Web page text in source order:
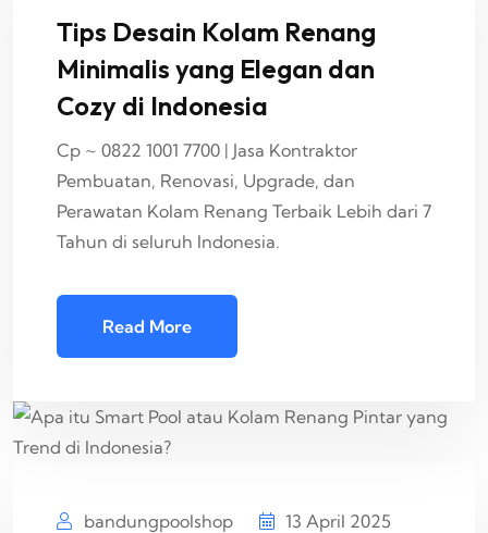
Tips Desain Kolam Renang
Minimalis yang Elegan dan
Cozy di Indonesia
Cp ~ 0822 1001 7700 | Jasa Kontraktor
Pembuatan, Renovasi, Upgrade, dan
Perawatan Kolam Renang Terbaik Lebih dari 7
Tahun di seluruh Indonesia.
Read More
bandungpoolshop 13 April 2025